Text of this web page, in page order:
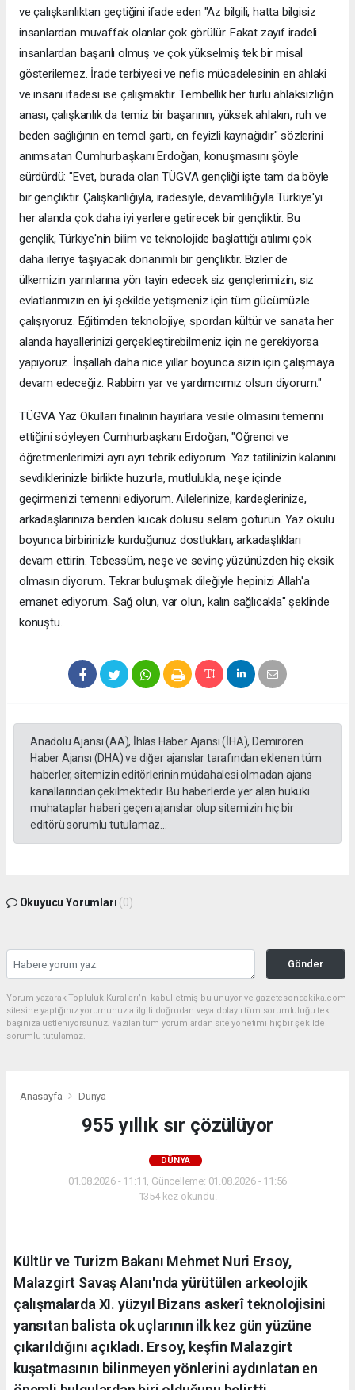
ve çalışkanlıktan geçtiğini ifade eden "Az bilgili, hatta bilgisiz
insanlardan muvaffak olanlar çok görülür. Fakat zayıf iradeli
insanlardan başarılı olmuş ve çok yükselmiş tek bir misal
gösterilemez. İrade terbiyesi ve nefis mücadelesinin en ahlaki
ve insani ifadesi ise çalışmaktır. Tembellik her türlü ahlaksızlığın
anası, çalışkanlık da temiz bir başarının, yüksek ahlakın, ruh ve
beden sağlığının en temel şartı, en feyizli kaynağıdır" sözlerini
anımsatan Cumhurbaşkanı Erdoğan, konuşmasını şöyle
sürdürdü: "Evet, burada olan TÜGVA gençliği işte tam da böyle
bir gençliktir. Çalışkanlığıyla, iradesiyle, devamlılığıyla Türkiye'yi
her alanda çok daha iyi yerlere getirecek bir gençliktir. Bu
gençlik, Türkiye'nin bilim ve teknolojide başlattığı atılımı çok
daha ileriye taşıyacak donanımlı bir gençliktir. Bizler de
ülkemizin yarınlarına yön tayin edecek siz gençlerimizin, siz
evlatlarımızın en iyi şekilde yetişmeniz için tüm gücümüzle
çalışıyoruz. Eğitimden teknolojiye, spordan kültür ve sanata her
alanda hayallerinizi gerçekleştirebilmeniz için ne gerekiyorsa
yapıyoruz. İnşallah daha nice yıllar boyunca sizin için çalışmaya
devam edeceğiz. Rabbim yar ve yardımcımız olsun diyorum."
TÜGVA Yaz Okulları finalinin hayırlara vesile olmasını temenni
ettiğini söyleyen Cumhurbaşkanı Erdoğan, "Öğrenci ve
öğretmenlerimizi ayrı ayrı tebrik ediyorum. Yaz tatilinizin kalanını
sevdiklerinizle birlikte huzurla, mutlulukla, neşe içinde
geçirmenizi temenni ediyorum. Ailelerinize, kardeşlerinize,
arkadaşlarınıza benden kucak dolusu selam götürün. Yaz okulu
boyunca birbirinizle kurduğunuz dostlukları, arkadaşlıkları
devam ettirin. Tebessüm, neşe ve sevinç yüzünüzden hiç eksik
olmasın diyorum. Tekrar buluşmak dileğiyle hepinizi Allah'a
emanet ediyorum. Sağ olun, var olun, kalın sağlıcakla" şeklinde
konuştu.
Anadolu Ajansı (AA), İhlas Haber Ajansı (İHA), Demirören
Haber Ajansı (DHA) ve diğer ajanslar tarafından eklenen tüm
haberler, sitemizin editörlerinin müdahalesi olmadan ajans
kanallarından çekilmektedir. Bu haberlerde yer alan hukuki
muhataplar haberi geçen ajanslar olup sitemizin hiç bir
editörü sorumlu tutulamaz...
Okuyucu Yorumları (0)
Gönder
Yorum yazarak Topluluk Kuralları’nı kabul etmiş bulunuyor ve gazetesondakika.com
sitesine yaptığınız yorumunuzla ilgili doğrudan veya dolaylı tüm sorumluluğu tek
başınıza üstleniyorsunuz. Yazılan tüm yorumlardan site yönetimi hiçbir şekilde
sorumlu tutulamaz.
Anasayfa Dünya
955 yıllık sır çözülüyor
DÜNYA
01.08.2026 - 11:11, Güncelleme: 01.08.2026 - 11:56
1354 kez okundu.
Kültür ve Turizm Bakanı Mehmet Nuri Ersoy,
Malazgirt Savaş Alanı'nda yürütülen arkeolojik
çalışmalarda XI. yüzyıl Bizans askerî teknolojisini
yansıtan balista ok uçlarının ilk kez gün yüzüne
çıkarıldığını açıkladı. Ersoy, keşfin Malazgirt
kuşatmasının bilinmeyen yönlerini aydınlatan en